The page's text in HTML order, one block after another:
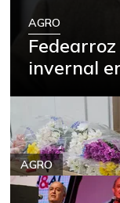
AGRO
invernal
AGRO